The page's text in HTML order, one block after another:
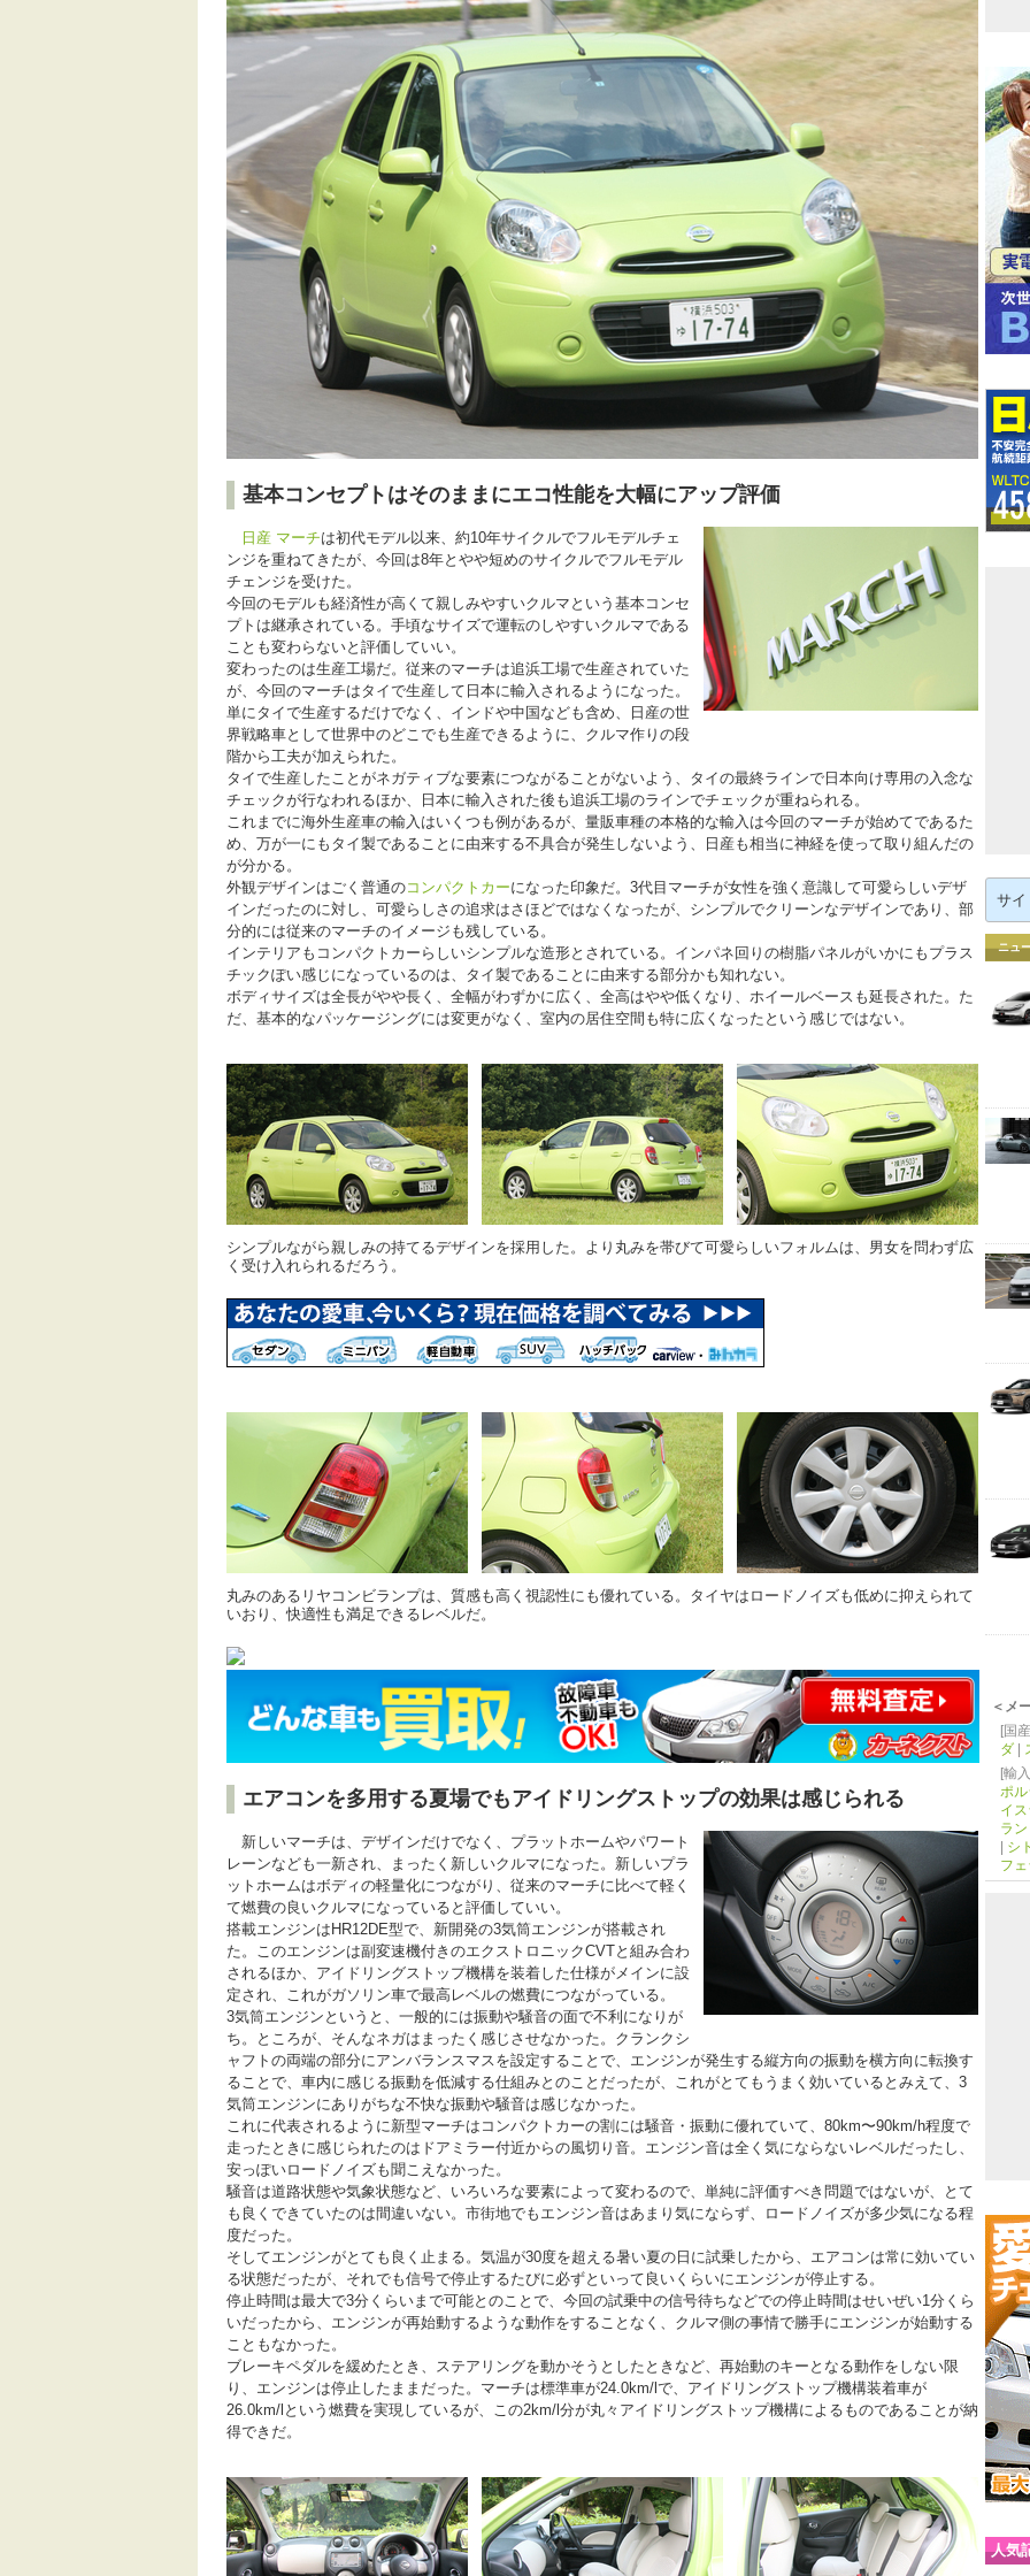
基本コンセプトはそのままにエコ性能を大幅にアップ評価
日産 マーチは初代モデル以来、約10年サイクルでフルモデルチェ
ンジを重ねてきたが、今回は8年とやや短めのサイクルでフルモデル
チェンジを受けた。
今回のモデルも経済性が高くて親しみやすいクルマという基本コンセ
プトは継承されている。手頃なサイズで運転のしやすいクルマである
ことも変わらないと評価していい。
変わったのは生産工場だ。従来のマーチは追浜工場で生産されていた
が、今回のマーチはタイで生産して日本に輸入されるようになった。
単にタイで生産するだけでなく、インドや中国なども含め、日産の世
界戦略車として世界中のどこでも生産できるように、クルマ作りの段
階から工夫が加えられた。
タイで生産したことがネガティブな要素につながることがないよう、タイの最終ラインで日本向け専用の入念な
チェックが行なわれるほか、日本に輸入された後も追浜工場のラインでチェックが重ねられる。
これまでに海外生産車の輸入はいくつも例があるが、量販車種の本格的な輸入は今回のマーチが始めてであるた
め、万が一にもタイ製であることに由来する不具合が発生しないよう、日産も相当に神経を使って取り組んだの
が分かる。
外観デザインはごく普通のコンパクトカーになった印象だ。3代目マーチが女性を強く意識して可愛らしいデザ
インだったのに対し、可愛らしさの追求はさほどではなくなったが、シンプルでクリーンなデザインであり、部
分的には従来のマーチのイメージも残している。
インテリアもコンパクトカーらしいシンプルな造形とされている。インパネ回りの樹脂パネルがいかにもプラス
チックぽい感じになっているのは、タイ製であることに由来する部分かも知れない。
ボディサイズは全長がやや長く、全幅がわずかに広く、全高はやや低くなり、ホイールベースも延長された。た
だ、基本的なパッケージングには変更がなく、室内の居住空間も特に広くなったという感じではない。
シンプルながら親しみの持てるデザインを採用した。より丸みを帯びて可愛らしいフォルムは、男女を問わず広
く受け入れられるだろう。
丸みのあるリヤコンビランプは、質感も高く視認性にも優れている。タイヤはロードノイズも低めに抑えられて
いおり、快適性も満足できるレベルだ。
エアコンを多用する夏場でもアイドリングストップの効果は感じられる
新しいマーチは、デザインだけでなく、プラットホームやパワート
レーンなども一新され、まったく新しいクルマになった。新しいプラ
ットホームはボディの軽量化につながり、従来のマーチに比べて軽く
て燃費の良いクルマになっていると評価していい。
搭載エンジンはHR12DE型で、新開発の3気筒エンジンが搭載され
た。このエンジンは副変速機付きのエクストロニックCVTと組み合わ
されるほか、アイドリングストップ機構を装着した仕様がメインに設
定され、これがガソリン車で最高レベルの燃費につながっている。
3気筒エンジンというと、一般的には振動や騒音の面で不利になりが
ち。ところが、そんなネガはまったく感じさせなかった。クランクシ
ャフトの両端の部分にアンバランスマスを設定することで、エンジンが発生する縦方向の振動を横方向に転換す
ることで、車内に感じる振動を低減する仕組みとのことだったが、これがとてもうまく効いているとみえて、3
気筒エンジンにありがちな不快な振動や騒音は感じなかった。
これに代表されるように新型マーチはコンパクトカーの割には騒音・振動に優れていて、80km〜90km/h程度で
走ったときに感じられたのはドアミラー付近からの風切り音。エンジン音は全く気にならないレベルだったし、
安っぽいロードノイズも聞こえなかった。
騒音は道路状態や気象状態など、いろいろな要素によって変わるので、単純に評価すべき問題ではないが、とて
も良くできていたのは間違いない。市街地でもエンジン音はあまり気にならず、ロードノイズが多少気になる程
度だった。
そしてエンジンがとても良く止まる。気温が30度を超える暑い夏の日に試乗したから、エアコンは常に効いてい
る状態だったが、それでも信号で停止するたびに必ずといって良いくらいにエンジンが停止する。
停止時間は最大で3分くらいまで可能とのことで、今回の試乗中の信号待ちなどでの停止時間はせいぜい1分くら
いだったから、エンジンが再始動するような動作をすることなく、クルマ側の事情で勝手にエンジンが始動する
こともなかった。
ブレーキペダルを緩めたとき、ステアリングを動かそうとしたときなど、再始動のキーとなる動作をしない限
り、エンジンは停止したままだった。マーチは標準車が24.0km/lで、アイドリングストップ機構装着車が
26.0km/lという燃費を実現しているが、この2km/l分が丸々アイドリングストップ機構によるものであることが納
得できだ。
索:
ニュ
＜メ
[国
ダ
[輸
ポ
イ
ラ
シ
フ
人気